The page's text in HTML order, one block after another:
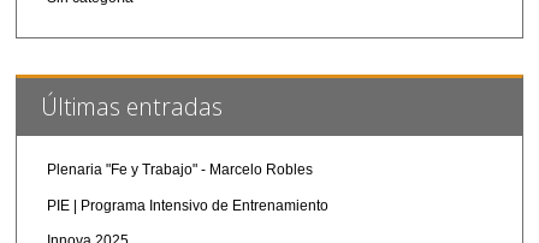
Últimas entradas
Plenaria "Fe y Trabajo" - Marcelo Robles
PIE | Programa Intensivo de Entrenamiento